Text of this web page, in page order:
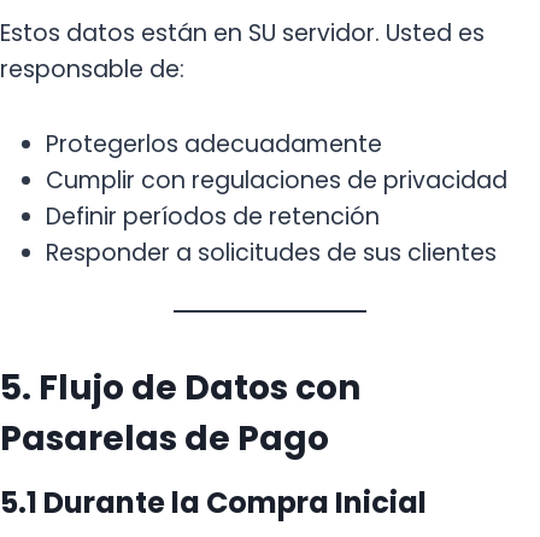
Estos datos están en SU servidor. Usted es
responsable de:
Protegerlos adecuadamente
Cumplir con regulaciones de privacidad
Definir períodos de retención
Responder a solicitudes de sus clientes
5. Flujo de Datos con
Pasarelas de Pago
5.1 Durante la Compra Inicial